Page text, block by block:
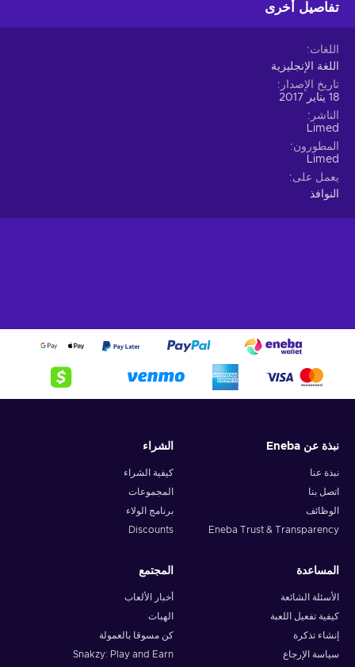
تفاصيل أخرى
اللغات
اللغة الإنجليزية
تاريخ الإصدار
18 يناير 2017
الناشر
Limed
المطورون
Limed
يعمل على
النوافذ
نبذة عن Eneba
نبذة عنا
اتصل بنا
الوظائف
Eneba Trust & Transparency
الشراء
كيفية الشراء
المجموعات
برنامج الولاء
Discounts
المساعدة
الأسئلة الشائعة
كيفية تفعيل اللعبة
إنشاء تذكرة
سياسة الإرجاع
المجتمع
أخبار الألعاب
الهبات
كن مسوقا بالعمولة
Snakzy: Play and Earn